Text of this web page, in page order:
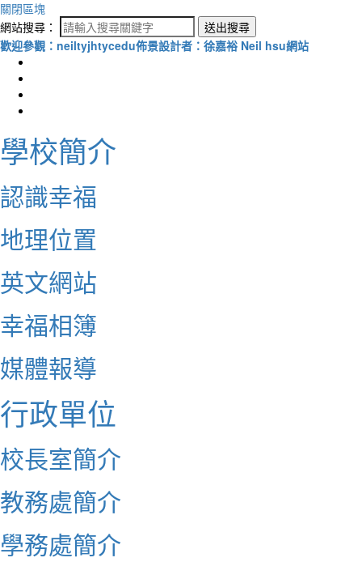
關閉區塊
網站搜尋：
送出搜尋
歡迎參觀：neiltyjhtycedu佈景設計者：徐嘉裕 Neil hsu網站
學校簡介
認識幸福
地理位置
英文網站
幸福相簿
媒體報導
行政單位
校長室簡介
教務處簡介
學務處簡介